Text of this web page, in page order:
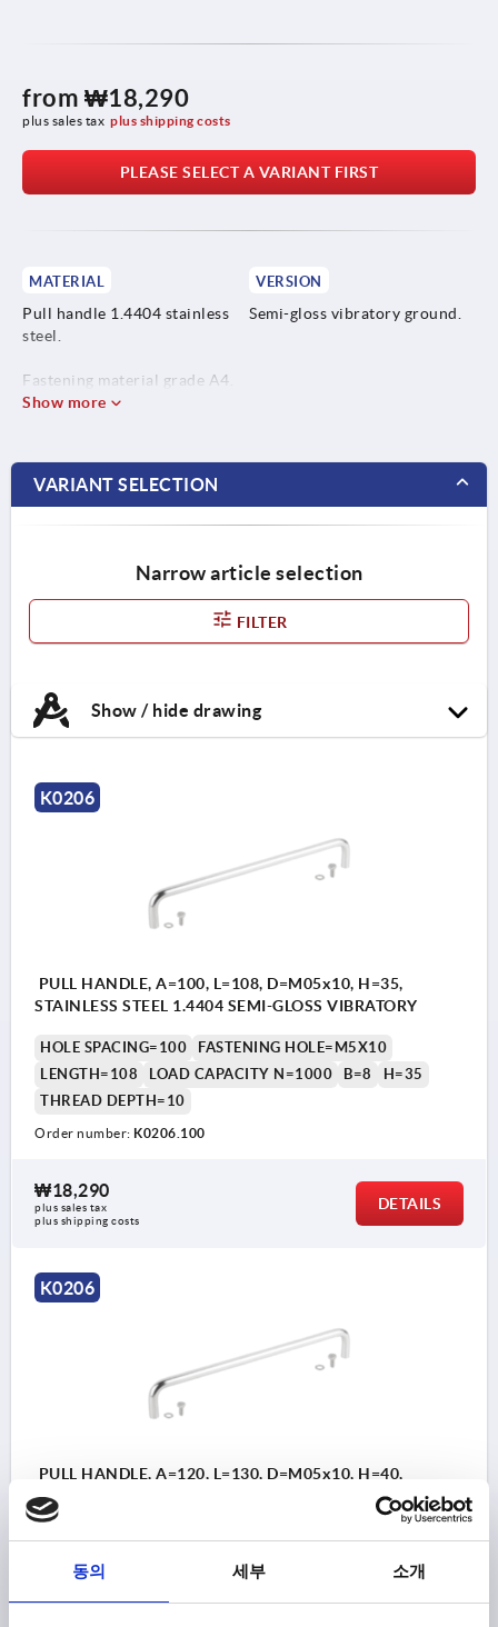
동의 세부 소개
from ₩18,290
plus sales tax plus shipping costs
PLEASE SELECT A VARIANT FIRST
MATERIAL
Pull handle 1.4404 stainless
steel.
Fastening material grade A4.
VERSION
Semi-gloss vibratory ground.
Show more
VARIANT SELECTION
Narrow article selection
FILTER
Show / hide drawing
K0206
PULL HANDLE, A=100, L=108, D=M05x10, H=35,
STAINLESS STEEL 1.4404 SEMI-GLOSS VIBRATORY
HOLE SPACING=100
FASTENING HOLE=M5X10
LENGTH=108
LOAD CAPACITY N=1000 B=8
H=35
THREAD DEPTH=10
Order number: K0206.100
₩18,290
plus sales tax
plus shipping costs
DETAILS
K0206
PULL HANDLE, A=120, L=130, D=M05x10, H=40,
STAINLESS STEEL 1.4404 SEMI-GLOSS VIBRATORY
HOLE SPACING=120
FASTENING HOLE=M5X10
LENGTH=130
LOAD CAPACITY N=1000
H=40